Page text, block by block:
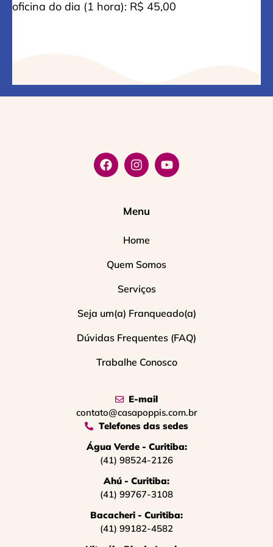
oficina do dia (1 hora): R$ 45,00
Menu
Home
Quem Somos
Serviços
Seja um(a) Franqueado(a)
Dúvidas Frequentes (FAQ)
Trabalhe Conosco
E-mail
contato@casapoppis.com.br
Telefones das sedes
Água Verde - Curitiba:
(41) 98524-2126
Ahú - Curitiba:
(41) 99767-3108
Bacacheri - Curitiba:
(41) 99182-4582